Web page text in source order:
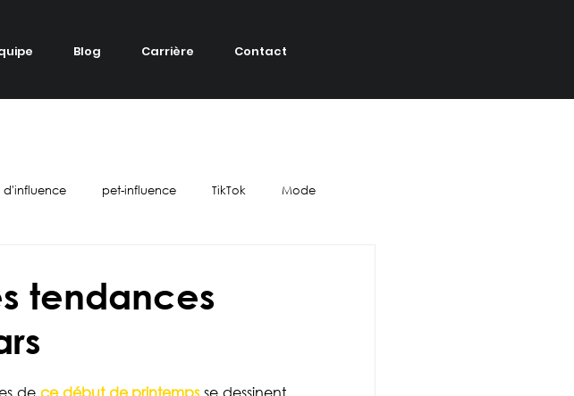
Blog Carrière Contact
d'influence pet-influence TikTok Mode
tendances
de ce début de printemps se dessinent